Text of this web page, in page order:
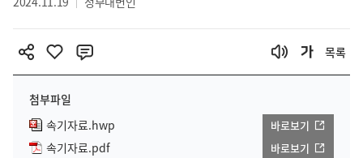
역
목록
첨부파일
속기자료.hwp
바로보기
속기자료.pdf 바로보기